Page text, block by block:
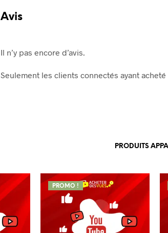
Avis
Il n’y pas encore d’avis.
Seulement les clients connectés ayant
PRODUITS
PROMO !